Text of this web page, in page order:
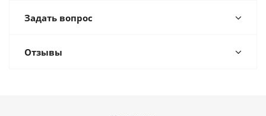
Задать вопрос
Отзывы